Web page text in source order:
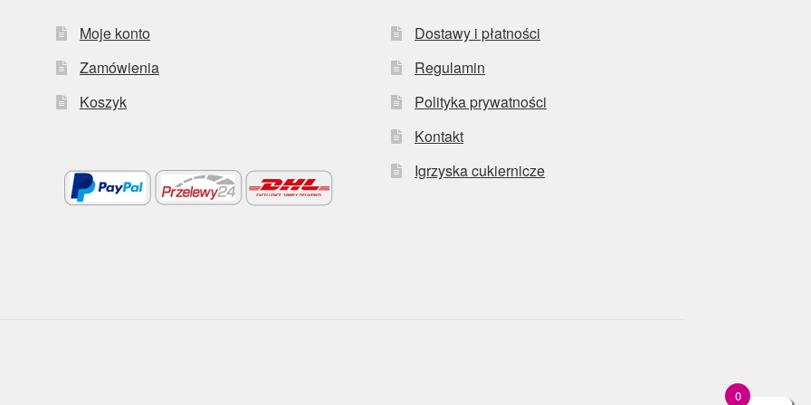
Moje konto
Zamówienia
Koszyk
Dostawy i płatności
Regulamin
Polityka prywatności
Kontakt
Igrzyska cukiernicze
0